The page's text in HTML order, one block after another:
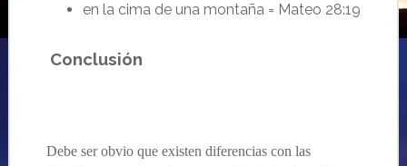
en la cimade una montaña = Mateo 28:19
Conclusión
Debe ser obvio que existen diferencias con las